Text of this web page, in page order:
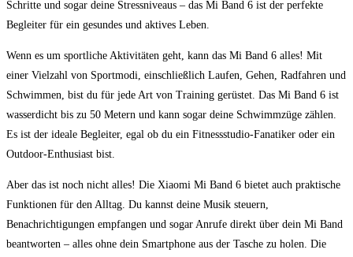
Schritte und sogar‍ deine​ Stressniveaus – das Mi Band 6 ist der perfekte
Begleiter für⁢ ein gesundes ⁤und aktives Leben.
Wenn es um ⁣sportliche Aktivitäten‍ geht, kann das Mi Band 6 ⁢alles! Mit
einer Vielzahl von Sportmodi, einschließlich Laufen, Gehen, Radfahren und​
Schwimmen, bist du für jede Art von Training gerüstet.‌ Das Mi‌ Band 6 ist
wasserdicht bis zu 50‌ Metern und kann sogar deine Schwimmzüge zählen.
Es ist der ideale‌ Begleiter, egal ob​ du ein Fitnessstudio-Fanatiker oder ein‍
Outdoor-Enthusiast bist.
Aber das ist noch nicht alles! Die Xiaomi Mi ⁢Band 6 bietet auch praktische
Funktionen für den Alltag.‍ Du kannst deine Musik steuern,
Benachrichtigungen empfangen und ⁢sogar Anrufe direkt über dein Mi Band
beantworten –‍ alles ohne⁤ dein Smartphone aus der‍ Tasche ⁢zu holen. Die